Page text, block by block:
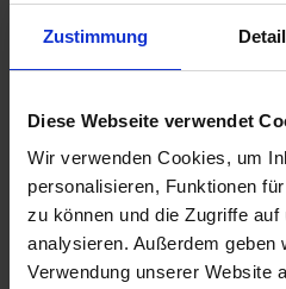
Zustimmung
Diese Webseite verwendet
Wir verwenden Cookies, um
personalisieren, Funktionen
zu können und die Zugriffe
analysieren. Außerdem geben
Verwendung unserer Website
Celebrity Millennium »
17. OKT 2026 BIS 29. OKT